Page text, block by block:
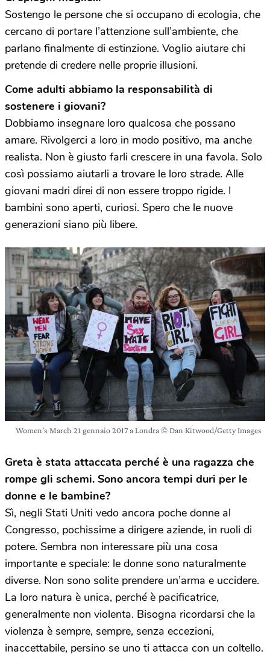
Sostengo le persone che si occupano di ecologia, che
cercano di portare l’attenzione sull’ambiente, che
parlano finalmente di estinzione. Voglio aiutare chi
pretende di credere nelle proprie illusioni.
Come adulti abbiamo la responsabilità di
sostenere i giovani?
Dobbiamo insegnare loro qualcosa che possano
amare. Rivolgerci a loro in modo positivo, ma anche
realista. Non è giusto farli crescere in una favola. Solo
così possiamo aiutarli a trovare le loro strade. Alle
giovani madri direi di non essere troppo rigide. I
bambini sono aperti, curiosi. Spero che le nuove
generazioni siano più libere.
Women’s March 21 gennaio 2017 a Londra © Dan Kitwood/Getty Images
Greta è stata attaccata perché è una ragazza che
rompe gli schemi. Sono ancora tempi duri per le
donne e le bambine?
Sì, negli Stati Uniti vedo ancora poche donne al
Congresso, pochissime a dirigere aziende, in ruoli di
potere. Sembra non interessare più una cosa
importante e speciale: le donne sono naturalmente
diverse. Non sono solite prendere un’arma e uccidere.
La loro natura è unica, perché è pacificatrice,
generalmente non violenta. Bisogna ricordarsi che la
violenza è sempre, sempre, senza eccezioni,
inaccettabile, persino se uno ti attacca con un coltello.